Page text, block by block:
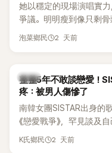
她以穩定的現場演唱實力
爭議。明明瘦到像只剩
和音量？
泡菜鄉民 2 天前
韓星
整整5年不敢談戀愛！
疼：被男人傷慘了
南韓女團SISTAR出身的
《戀愛戰爭》，罕見談及
年沒有談戀愛，更首度
K氏鄉民 2 天前